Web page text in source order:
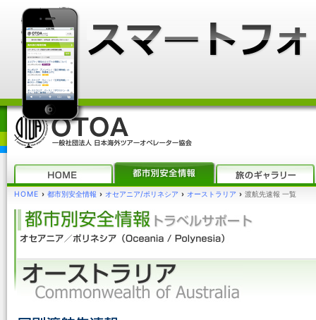
HOME › 都市別安全情報 › オセアニア/ポリネシア › オーストラリア › 渡航先速報 一覧